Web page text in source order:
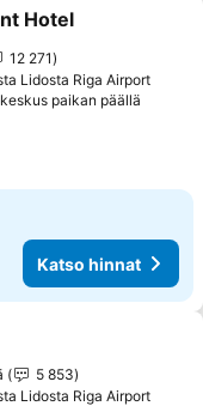
Hotel
12 271
Lidosta Riga Airport
paikan päällä
Katso hinnat
5 853
Lidosta Riga Airport